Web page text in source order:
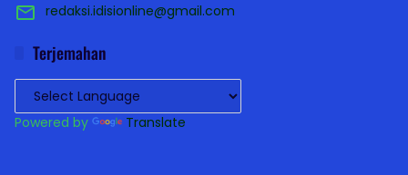
redaksi.idisionline@gmail.com
Terjemahan
Powered by Translate